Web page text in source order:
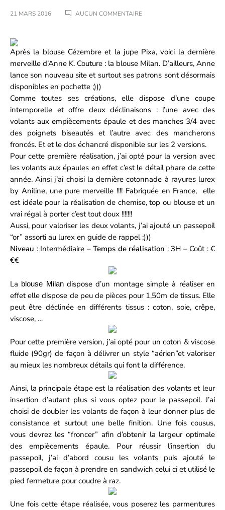
21 MARS 2016 AUCUN COMMENTAIRE
Après la blouse Cézembreet la jupe Pixa, voici la dernière
merveille d’Anne K. Couture : la blouse Milan. D’ailleurs, Anne
lance son nouveau site et surtout ses patrons sont désormais
disponibles en pochette ;)))
Comme toutes ses créations, elle dispose d’une coupe
intemporelle et offre deux déclinaisons : l’une avec des
volants aux empiècements épaule et des manches 3/4 avec
des poignets biseautés et l’autre avec des mancherons
froncés. Et et le dos échancré disponible sur les 2 versions.
Pour cette première réalisation, j’ai opté pour la version avec
les volants aux épaules en effet c’est le détail phare de cette
année. Ainsi j’ai choisi la dernièrecotonnade à rayures lurex
by Aniline, une pure merveille !!!! Fabriquée en France, elle
est idéale pour la réalisation de chemise, top ou blouse et un
vrai régal à porter c’est tout doux !!!!!!!
Aussi, pour valoriser les deux volants, j’ai ajouté un passepoil
“or” assorti au lurex en guide de rappel ;)))
Niveau : Intermédiaire – Temps de réalisation : 3H – Coût : €
€€
La blouse Milandispose d’un montage simple à réaliser en
effet elle dispose de peu de pièces pour 1,50m de tissus. Elle
peut être déclinée en différents tissus : coton, soie, crêpe,
viscose, …
Pour cette première version, j’ai opté pour un coton & viscose
fluide (90gr) de façon à délivrer un style “aérien”et valoriser
au mieux les nombreux détails qui font la différence.
Ainsi, la principale étape est la réalisation des volants et leur
insertion d’autant plus si vous optez pour le passepoil. J’ai
choisi de doubler les volants de façon à leur donner plus de
consistance et surtout une belle finition. Une fois cousus,
vous devrez les “froncer” afin d’obtenir la largeur optimale
des empiècements épaule. Pour réussir l’insertion du
passepoil, j’ai d’abord cousu les volants puis ajouté le
passepoil de façon à prendre en sandwich celui ci et utilisé le
pied fermeture pour coudre à raz.
Une fois cette étape réalisée, vous poserez les parmentures